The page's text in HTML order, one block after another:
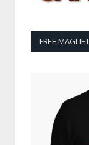
FREE